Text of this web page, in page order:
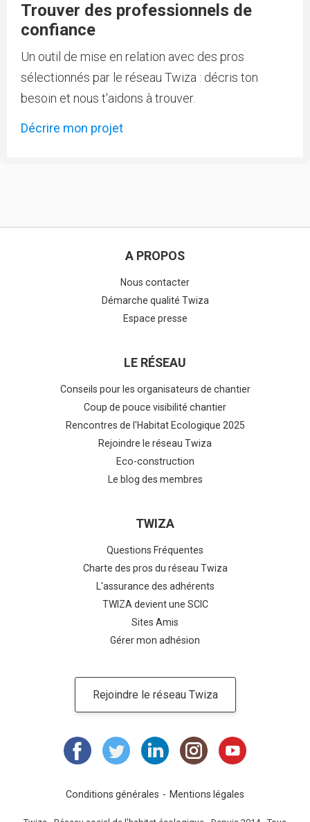
Trouver des professionnels de
confiance
Un outil de mise en relation avec des pros
sélectionnés par le réseau Twiza : décris ton
besoin et nous t'aidons à trouver.
Décrire mon projet
A PROPOS
Nous contacter
Démarche qualité Twiza
Espace presse
LE RÉSEAU
Conseils pour les organisateurs de chantier
Coup de pouce visibilité chantier
Rencontres de l'Habitat Ecologique 2025
Rejoindre le réseau Twiza
Eco-construction
Le blog des membres
TWIZA
Questions Fréquentes
Charte des pros du réseau Twiza
L'assurance des adhérents
TWIZA devient une SCIC
Sites Amis
Gérer mon adhésion
Rejoindre le réseau Twiza
Conditions générales Mentions légales